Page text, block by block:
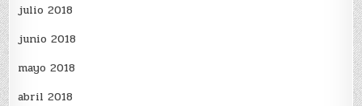
julio 2018
junio 2018
mayo 2018
abril 2018